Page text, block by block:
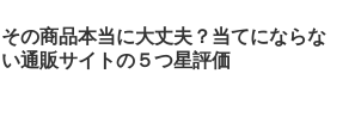
その商品本当に大丈夫？当てにならな
い通販サイトの５つ星評価